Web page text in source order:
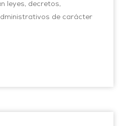
leyes, decretos,
de carácter